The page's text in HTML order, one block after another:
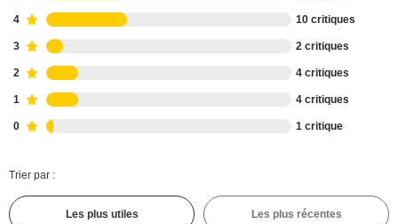
4 10 critiques
3 2 critiques
2 4 critiques
1 4 critiques
0 1 critique
Trier par :
Les plus utiles Les plus récentes